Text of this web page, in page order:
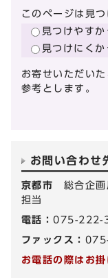
このページは見
見つけやすか
見つけにくか
お寄せいただい
参考とします。
お問い合わせ
京都市 総合企
担当
電話：075-222-
ファックス：
お電話の際はお